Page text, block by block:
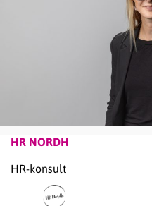
HR NORDH
HR-konsult